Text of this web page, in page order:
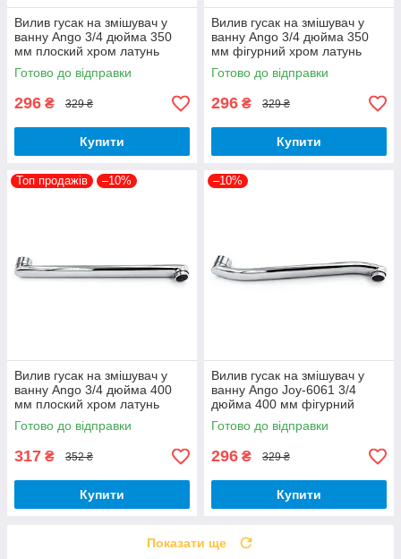
Вилив гусак на змішувач у
ванну Ango 3/4 дюйма 350
мм плоский хром латунь
Готово до відправки
296 ₴ 329 ₴
Купити
Вилив гусак на змішувач у
ванну Ango 3/4 дюйма 350
мм фігурний хром латунь
Готово до відправки
296 ₴ 329 ₴
Купити
Топ продажів –10%
Вилив гусак на змішувач у
ванну Ango 3/4 дюйма 400
мм плоский хром латунь
Готово до відправки
317 ₴ 352 ₴
Купити
–10%
Вилив гусак на змішувач у
ванну Ango Joy-6061 3/4
дюйма 400 мм фігурний
хром латунь
Готово до відправки
296 ₴ 329 ₴
Купити
Показати ще